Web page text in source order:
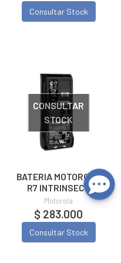
Consultar Stock
CONSULTAR
STOCK
BATERIA MOTOROLA
R7 INTRINSECO
PMNN4810
Motorola
$ 283.000
Consultar Stock